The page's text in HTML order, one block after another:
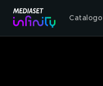
Catalogo